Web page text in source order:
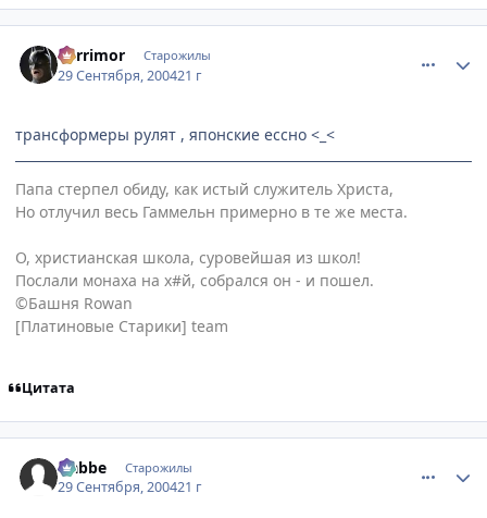
Berrimor Старожилы
29 Сентября, 200421 г
трансформеры рулят , японские ессно <_<
Папа стерпел обиду, как истый служитель Христа,
Но отлучил весь Гаммельн примерно в те же места.
О, христианская школа, суровейшая из школ!
Послали монаха на х#й, собрался он - и пошел.
©Башня Rowan
[Платиновые Старики] team
Цитата
Nabbe Старожилы
29 Сентября, 200421 г